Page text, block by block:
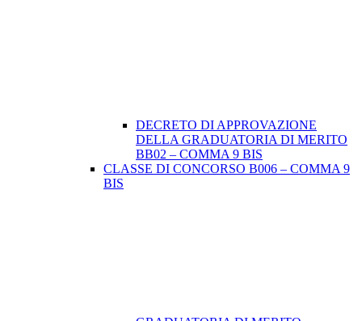
DECRETO DI APPROVAZIONE
DELLA GRADUATORIA DI MERITO
BB02 – COMMA 9 BIS
CLASSE DI CONCORSO B006 – COMMA 9
BIS